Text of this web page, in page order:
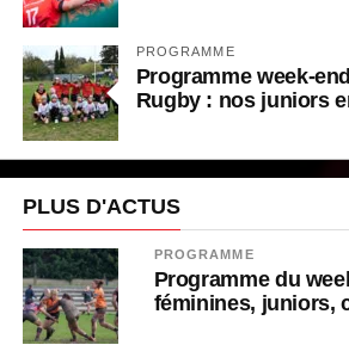
PROGRAMME
Programme week-
Rugby : nos juniors
PLUS D'ACTUS
PROGRAMME
Programme du
féminines, juniors,